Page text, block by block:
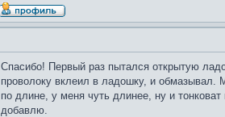
Спасибо! Первый раз пытался открытую
проволоку вклеил в ладошку, и обмазывал.
по длине, у меня чуть длинее, ну и
добавлю.